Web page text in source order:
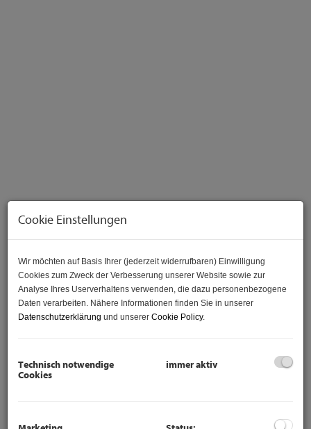
Beschreibung
Doppelhaushälften gibt es zurzeit in fast jedem Ort zu
der Landeshauptstadt Wien.
Cookie Einstellungen
Wir möchten auf Basis Ihrer (jederzeit widerrufbaren) Einwilligung
Cookies zum Zweck der Verbesserung unserer Website sowie zur
Analyse Ihres Userverhaltens verwenden, die dazu personenbezogene
Daten verarbeiten. Nähere Informationen finden Sie in unserer
Datenschutzerklärung und unserer Cookie Policy.
Technisch notwendige
Cookies
immer aktiv